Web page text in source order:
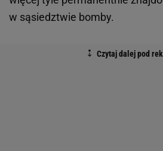
w sąsiedztwie bomby.